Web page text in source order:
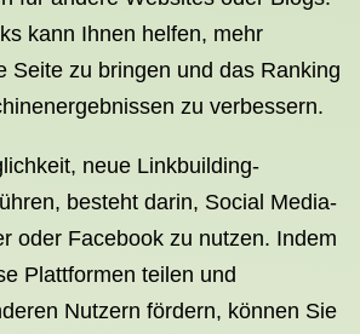
kann Ihnen helfen, mehr
Seite zu bringen und das Ranking
zu verbessern.
neue Linkbuilding-
besteht darin, Social Media-
oder Facebook zu nutzen. Indem
Plattformen teilen und
Nutzern fördern, können Sie